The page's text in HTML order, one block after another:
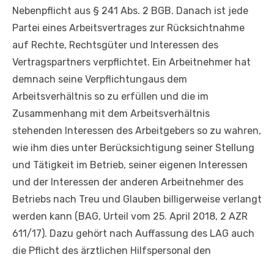
Nebenpflicht aus § 241 Abs. 2 BGB. Danach ist jede
Partei eines Arbeitsvertrages zur Rücksichtnahme
auf Rechte, Rechtsgüter und Interessen des
Vertragspartners verpflichtet. Ein Arbeitnehmer hat
demnach seine Verpflichtungaus dem
Arbeitsverhältnis so zu erfüllen und die im
Zusammenhang mit dem Arbeitsverhältnis
stehenden Interessen des Arbeitgebers so zu wahren,
wie ihm dies unter Berücksichtigung seiner Stellung
und Tätigkeit im Betrieb, seiner eigenen Interessen
und der Interessen der anderen Arbeitnehmer des
Betriebs nach Treu und Glauben billigerweise verlangt
werden kann (BAG, Urteil vom 25. April 2018, 2 AZR
611/17). Dazu gehört nach Auffassung des LAG auch
die Pflicht des ärztlichen Hilfspersonal den